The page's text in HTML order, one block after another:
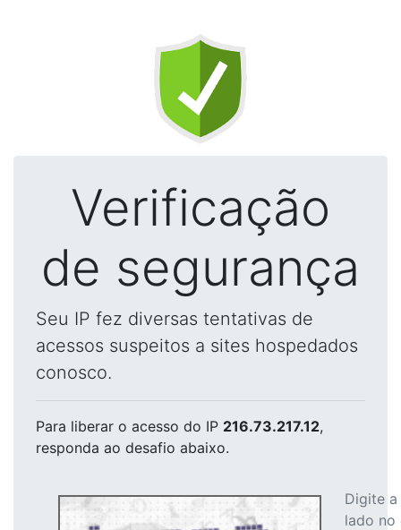
Verificação
de segurança
Seu IP fez diversas tentativas de
acessos suspeitos a sites hospedados
conosco.
Para liberar o acesso do IP 216.73.217.12,
responda ao desafio abaixo.
Digite
lado no